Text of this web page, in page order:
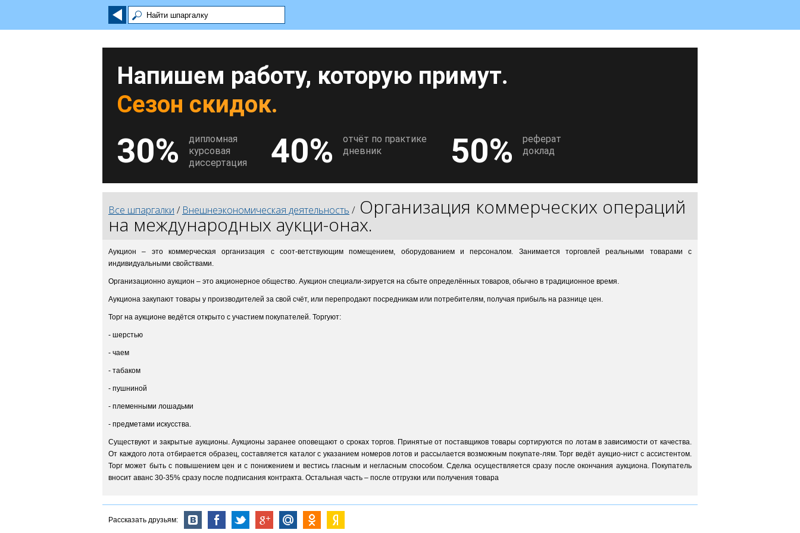
Напишем работу, которую примут.
Сезон скидок.
30%
дипломная
курсовая
диссертация
40%
отчёт по практике
дневник
50%
реферат
доклад
Все шпаргалки / Внешнеэкономическая деятельность / Организация коммерческих операций
на международных аукци-онах.
Аукцион – это коммерческая организация с соот-ветствующим помещением, оборудованием и персоналом. Занимается торговлей реальными товарами с
индивидуальными свойствами.
Организационно аукцион – это акционерное общество. Аукцион специали-зируется на сбыте определённых товаров, обычно в традиционное время.
Аукциона закупают товары у производителей за свой счёт, или перепродают посредникам или потребителям, получая прибыль на разнице цен.
Торг на аукционе ведётся открыто с участием покупателей. Торгуют:
- шерстью
- чаем
- табаком
- пушниной
- племенными лошадьми
- предметами искусства.
Существуют и закрытые аукционы. Аукционы заранее оповещают о сроках торгов. Принятые от поставщиков товары сортируются по лотам в зависимости от качества.
От каждого лота отбирается образец, составляется каталог с указанием номеров лотов и рассылается возможным покупате-лям. Торг ведёт аукцио-нист с ассистентом.
Торг может быть с повышением цен и с понижением и вестись гласным и негласным способом. Сделка осуществляется сразу после окончания аукциона. Покупатель
вносит аванс 30-35% сразу после подписания контракта. Остальная часть – после отгрузки или получения товара
Рассказать друзьям: